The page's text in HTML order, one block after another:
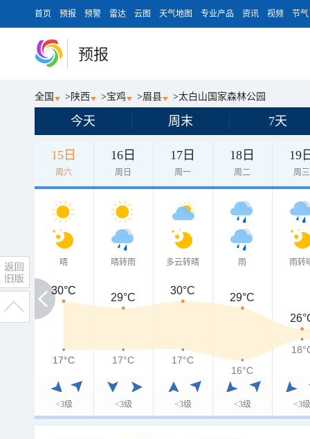
首页 预报 预警 雷达 云图 天气地图 专业产品 资讯 视频 节气
预报
全国 > 陕西 >宝鸡 >眉县 >太白山国家森林公园
今天 周末 7天
15日
周六
16日
周日
17日
周一
18日
周二
19
周三
晴
<3级
晴转雨
<3级
多云转晴
<3级
雨
<3级
雨转
<3级
30°C
30°C
29°C
30°C
29°C
17°C
17°C 17°C
17°C
16°C